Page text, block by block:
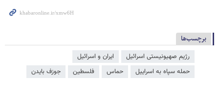
برچسب‌ها
رژیم صهیونیستی اسرائیل
ایران و اسرائیل
حمله سپاه به اسراییل
حماس فلسطین جوزف بایدن